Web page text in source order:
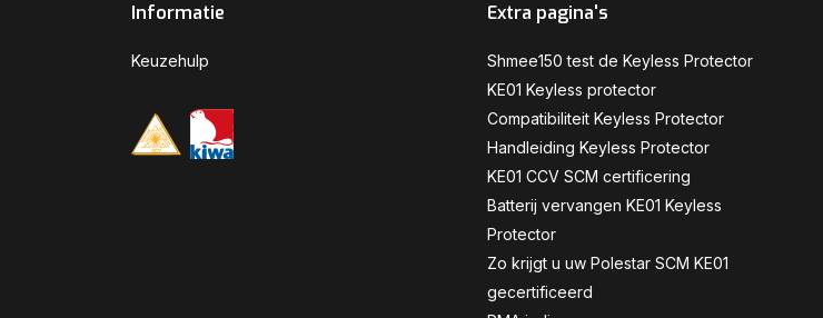
Informatie
Keuzehulp
Extra pagina's
Shmee150 test de Keyless Protector
KE01 Keyless protector
Compatibiliteit Keyless Protector
Handleiding Keyless Protector
KE01 CCV SCM certificering
Batterij vervangen KE01 Keyless
Protector
Zo krijgt u uw Polestar SCM KE01
gecertificeerd